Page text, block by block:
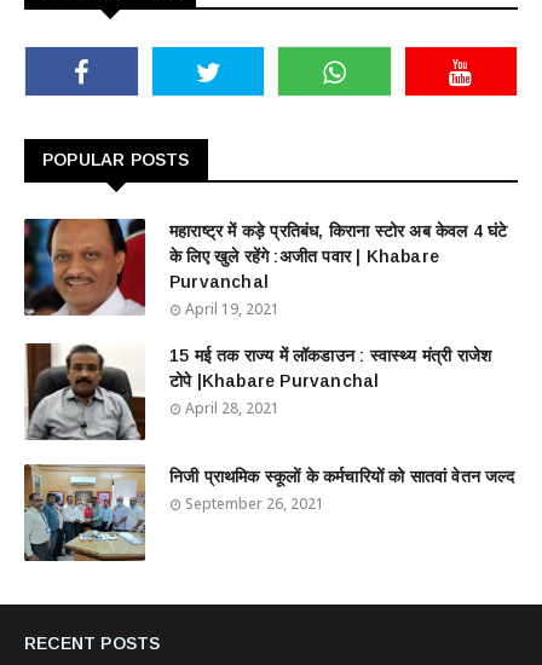
POPULAR POSTS
महाराष्ट्र में कड़े प्रतिबंध, किराना स्टोर अब केवल 4 घंटे
के लिए खुले रहेंगे :अजीत पवार | Khabare
Purvanchal
April 19, 2021
15 मई तक राज्य में लॉकडाउन : स्वास्थ्य मंत्री राजेश
टोपे |Khabare Purvanchal
April 28, 2021
निजी प्राथमिक स्कूलों के कर्मचारियों को सातवां वेतन जल्द
September 26, 2021
RECENT POSTS